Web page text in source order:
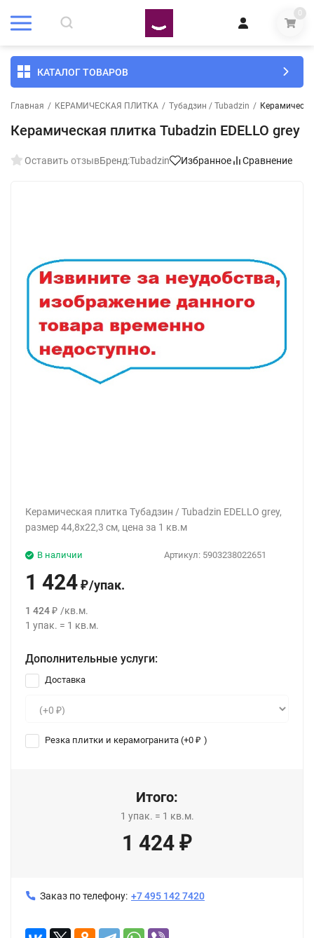
0
КАТАЛОГ ТОВАРОВ
Главная / КЕРАМИЧЕСКАЯ ПЛИТКА / Тубадзин / Tubadzin /
Керамическая плитка Tubadzin EDELLO grey
Оставить отзывБренд:Tubadzin Избранное Сравнение
Керамическая плитка Тубадзин / Tubadzin EDELLO grey,
размер 44,8x22,3 см, цена за 1 кв.м
Артикул: 5903238022651
В наличии
1 424 ₽/упак.
1 424 ₽ /кв.м.
1 упак. = 1 кв.м.
Дополнительные услуги:
Доставка
Резка плитки и керамогранита (+0 ₽ )
Итого:
1 упак. = 1 кв.м.
1 424 ₽
Заказ по телефону: +7 495 142 7420